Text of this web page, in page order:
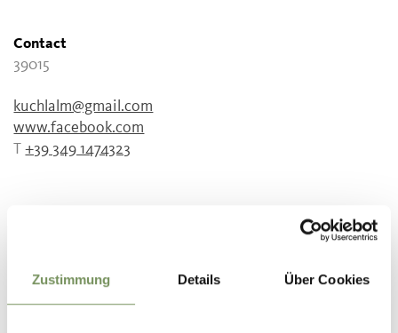
Zustimmung Details Über Cookies
Contact
39015
kuchlalm@gmail.com
www.facebook.com
T+39 349 1474323
WAS DE INHOUD NUTTIG VOOR U?